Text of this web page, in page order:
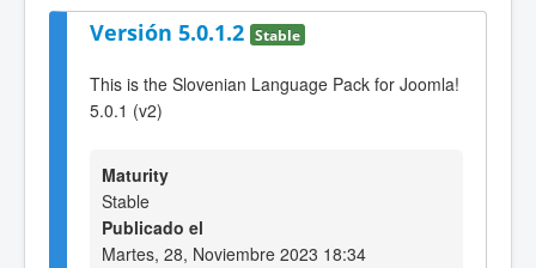
Versión 5.0.1.2 Stable
This is the Slovenian Language Pack for Joomla!
5.0.1 (v2)
Maturity
Stable
Publicado el
Martes, 28, Noviembre 2023 18:34